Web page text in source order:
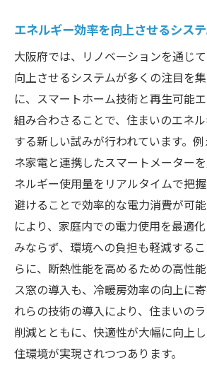
エネルギー効率を向上させるシス
大阪府では、リノベーションを通じ
向上させるシステムが多くの注目を
に、スマートホーム技術と再生可能
組み合わさることで、住まいのエネ
する新しい試みが行われています。
ネ家電と連携したスマートメーター
ネルギー使用量をリアルタイムで把
避けることで効率的な電力消費が可
により、家庭内での電力使用を最適
みならず、環境への負担も軽減する
らに、断熱性能を高めるための高性
ス窓の導入も、冷暖房効率の向上に
れらの技術の導入により、住まいの
削減とともに、快適性が大幅に向上
住環境が実現されつつあります。